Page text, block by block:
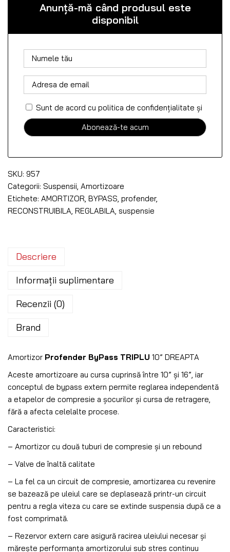
Anunță-mă când produsul este
disponibil
Sunt de acord cu politica de confidențialitate și
SKU: 957
Categorii: Suspensii Amortizoare
Etichete: AMORTIZOR BYPASS profender,
RECONSTRUIBILA REGLABILA suspensie
Descriere
Informații suplimentare
Recenzii (0)
Brand
Amortizor Profender ByPass TRIPLU 10” DREAPTA
Aceste amortizoare au cursa cuprinsă între 10” și 16”, iar
conceptul de bypass extern permite reglarea independentă
a etapelor de compresie a șocurilor și cursa de retragere,
fără a afecta celelalte procese.
Caracteristici:
– Amortizor cu două tuburi de compresie și un rebound
– Valve de înaltă calitate
– La fel ca un circuit de compresie, amortizarea cu revenire
se bazează pe uleiul care se deplasează printr-un circuit
pentru a regla viteza cu care se extinde suspensia după ce a
fost comprimată.
– Rezervor extern care asigură racirea uleiului necesar și
mărește performanța amortizorului sub stres continuu